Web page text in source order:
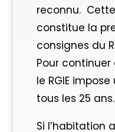
reconnu.
constitue la
consignes du
Pour
le RGIE
tous les 25 ans.
Si l’habitation